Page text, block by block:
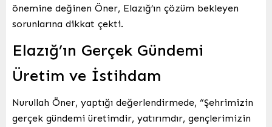
önemine değinen Öner, Elazığ’ın çözüm bekleyen
sorunlarına dikkat çekti.
Elazığ’ın Gerçek Gündemi
Üretim ve İstihdam
Nurullah Öner, yaptığı değerlendirmede, “Şehrimizin
gerçek gündemi üretimdir, yatırımdır, gençlerimizin